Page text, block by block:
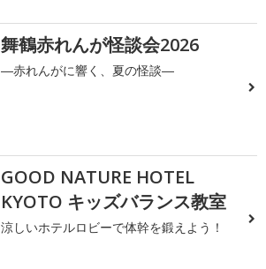
舞鶴赤れんが怪談会2026
―赤れんがに響く、夏の怪談―
GOOD NATURE HOTEL
KYOTO キッズバランス教室
涼しいホテルロビーで体幹を鍛えよう！